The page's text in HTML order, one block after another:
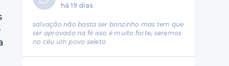
há 19 dias
salvação não basta ser bonzinho mas tem que
ser aprovado na fé isso é muito forte, seremos
no céu um povo seleto